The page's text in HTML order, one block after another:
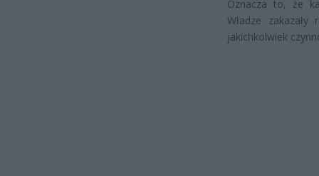
Oznacza to, że
Władze
jakichkolwiek